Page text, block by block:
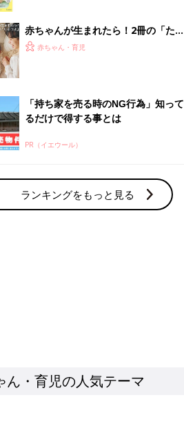
赤ちゃんが生まれたら！2冊の「たま
ひよ」
赤ちゃん・育児
「持ち家を売る時のNG行為」知って
るだけで得する事とは
PR（イエウール）
ランキングをもっと見る
ん・育児の人気テーマ